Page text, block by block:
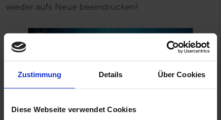
Zustimmung Details Über Cookies
Diese Webseite verwendet Cookies
wieder aufs Neue beeindrucken!